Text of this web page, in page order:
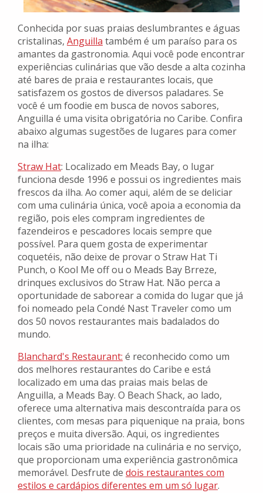
Conhecida por suas praias deslumbrantes e águas
cristalinas, Anguilla também é um paraíso para os
amantes da gastronomia. Aqui você pode encontrar
experiências culinárias que vão desde a alta cozinha
até bares de praia e restaurantes locais, que
satisfazem os gostos de diversos paladares. Se
você é um foodie em busca de novos sabores,
Anguilla é uma visita obrigatória no Caribe. Confira
abaixo algumas sugestões de lugares para comer
na ilha:
Straw Hat: Localizado em Meads Bay, o lugar
funciona desde 1996 e possui os ingredientes mais
frescos da ilha. Ao comer aqui, além de se deliciar
com uma culinária única, você apoia a economia da
região, pois eles compram ingredientes de
fazendeiros e pescadores locais sempre que
possível. Para quem gosta de experimentar
coquetéis, não deixe de provar o Straw Hat Ti
Punch, o Kool Me off ou o Meads Bay Brreze,
drinques exclusivos do Straw Hat. Não perca a
oportunidade de saborear a comida do lugar que já
foi nomeado pela Condé Nast Traveler como um
dos 50 novos restaurantes mais badalados do
mundo.
Blanchard's Restaurant: é reconhecido como um
dos melhores restaurantes do Caribe e está
localizado em uma das praias mais belas de
Anguilla, a Meads Bay. O Beach Shack, ao lado,
oferece uma alternativa mais descontraída para os
clientes, com mesas para piquenique na praia, bons
preços e muita diversão. Aqui, os ingredientes
locais são uma prioridade na culinária e no serviço,
que proporcionam uma experiência gastronômica
memorável. Desfrute de dois restaurantes com
estilos e cardápios diferentes em um só lugar.